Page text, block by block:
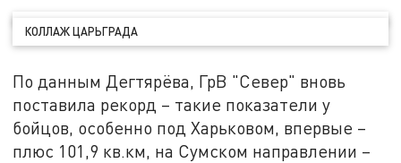
КОЛЛАЖ ЦАРЬГРАДА
По данным Дегтярёва, ГрВ "Север" вновь
поставила рекорд – такие показатели у
бойцов, особенно под Харьковом, впервые –
плюс 101,9 кв.км, на Сумском направлении –